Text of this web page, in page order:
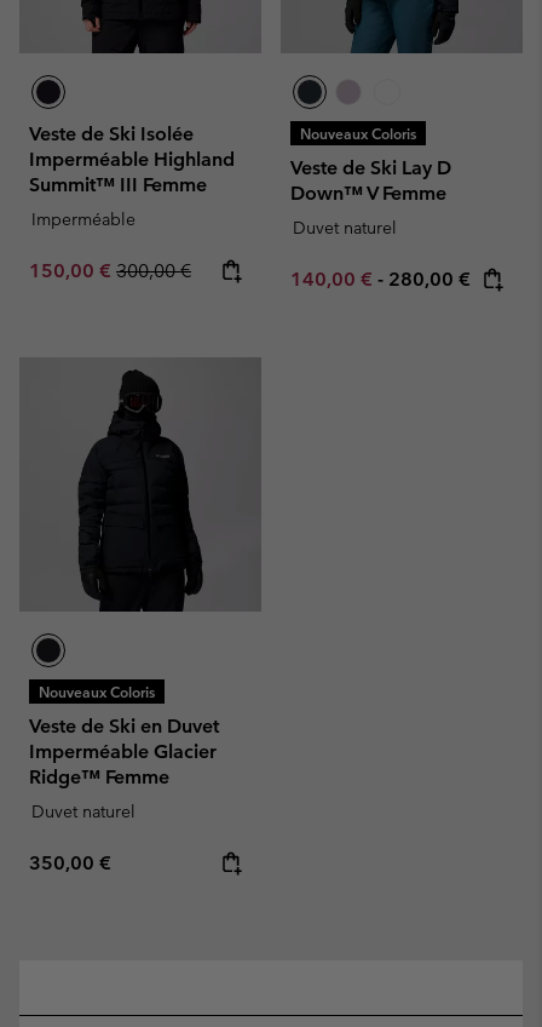
Veste de Ski Isolée
Imperméable Highland
Summit™ III Femme
Imperméable
Sale price:
150,00 € Regular price:
300,00 €
Nouveaux Coloris
Veste de Ski Lay D
Down™ V Femme
Duvet naturel
Minimum sale price:
140,00 € - Maximum price:
280,00 €
Nouveaux Coloris
Veste de Ski en Duvet
Imperméable Glacier
Ridge™ Femme
Duvet naturel
Regular price:
350,00 €